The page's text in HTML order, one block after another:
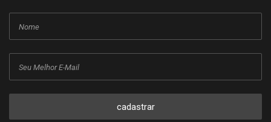
cadastrar